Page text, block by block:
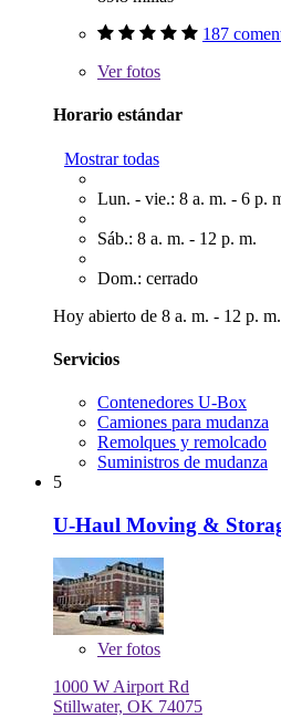
187
Verfotos
Horario estándar
Mostrar todas
Lun. - vie.: 8 a. m. - 6 p.
Sáb.: 8 a. m. - 12 p. m.
Dom.: cerrado
Hoy abierto de 8 a. m. - 12 p. m.
Servicios
Contenedores U-Box
Camiones para mudanza
Remolques y remolcado
Suministros de mudanza
5
U-Haul Moving &
Verfotos
1000 W Airport Rd
Stillwater, OK 74075